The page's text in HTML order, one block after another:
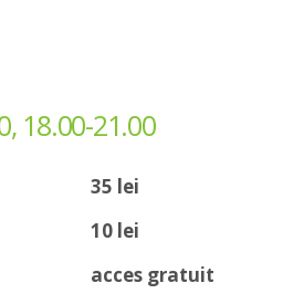
18.00-21.00
35 lei
10 lei
acces gratuit